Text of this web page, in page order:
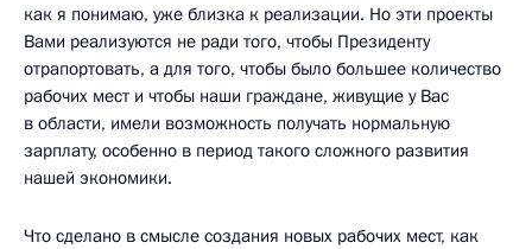
как я понимаю, уже близка к реализации. Но эти проекты
Вами реализуются не ради того, чтобы Президенту
отрапортовать, а для того, чтобы было большее количество
рабочих мест и чтобы наши граждане, живущие у Вас
в области, имели возможность получать нормальную
зарплату, особенно в период такого сложного развития
нашей экономики.
Что сделано в смысле создания новых рабочих мест, как